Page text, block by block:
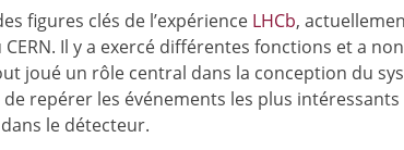
figures clés de l’expérience LHCb,
Il y a exercé différentes fonctions et a non
joué un rôle central dans la conception du
repérer les événements les plus intéressants
le détecteur.